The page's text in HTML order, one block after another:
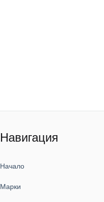
Навигация
Начало
Марки